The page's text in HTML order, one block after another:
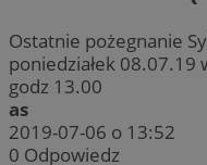
Ostatnie pożegnanie
poniedziałek 08.07.19
godz 13.00
as
2019-07-06 o 13:52
0 Odpowiedz